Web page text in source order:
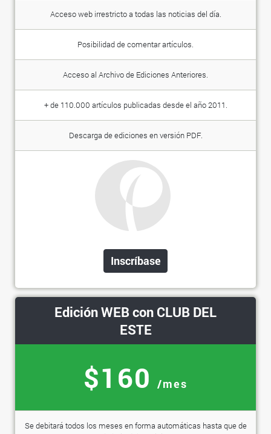
Acceso web irrestricto a todas las noticias del día.
Posibilidad de comentar artículos.
Acceso al Archivo de Ediciones Anteriores.
+ de 110.000 artículos publicadas desde el año 2011.
Descarga de ediciones en versión PDF.
Inscríbase
Edición WEB con CLUB DEL
ESTE
$160 /mes
Se debitará todos los meses en forma automáticas hasta que de